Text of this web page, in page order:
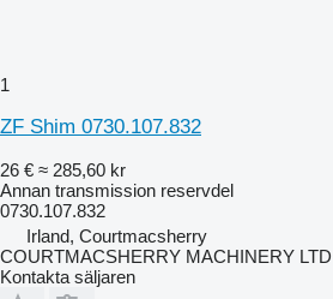
1
ZF Shim 0730.107.832
26 € ≈ 285,60 kr
Annan transmission reservdel
0730.107.832
Irland, Courtmacsherry
COURTMACSHERRY MACHINERY LTD
Kontakta säljaren